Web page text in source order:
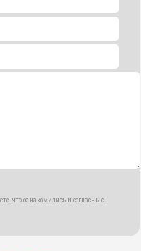
что ознакомились и согласны с